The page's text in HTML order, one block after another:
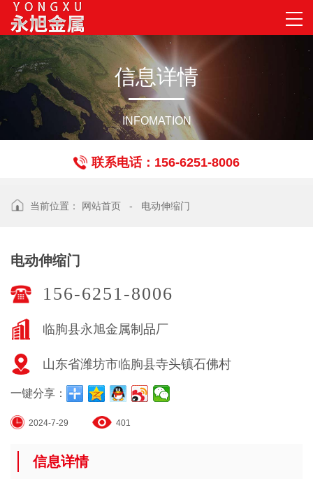
信息详情
INFOMATION
联系电话：156-6251-8006
当前位置： 网站首页 - 电动伸缩门
电动伸缩门
156-6251-8006
临朐县永旭金属制品厂
山东省潍坊市临朐县寺头镇石佛村
一键分享：
2024-7-29 401
信息详情